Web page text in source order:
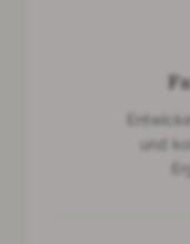
und